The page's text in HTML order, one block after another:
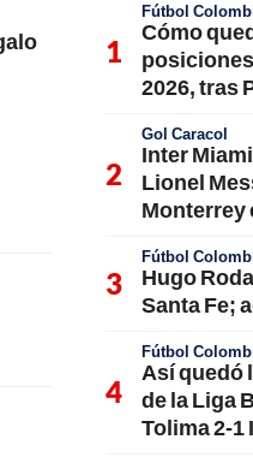
Fútbol
Cómo
2026, tras
Gol Caracol
Inter
Lionel
Monterrey
Fútbol
Hugo
Santa Fe;
Fútbol
Así quedó
de la Liga
Tolima 2-1